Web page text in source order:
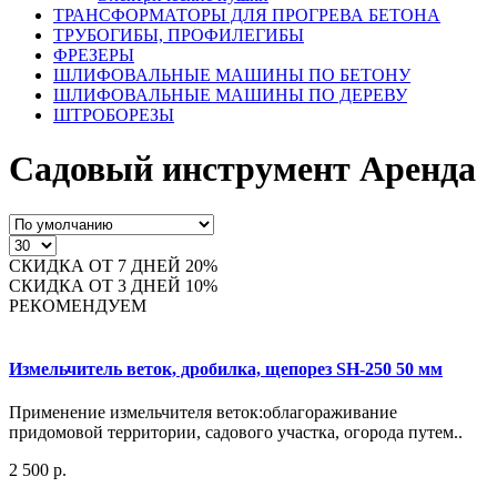
ТРАНСФОРМАТОРЫ ДЛЯ ПРОГРЕВА БЕТОНА
ТРУБОГИБЫ, ПРОФИЛЕГИБЫ
ФРЕЗЕРЫ
ШЛИФОВАЛЬНЫЕ МАШИНЫ ПО БЕТОНУ
ШЛИФОВАЛЬНЫЕ МАШИНЫ ПО ДЕРЕВУ
ШТРОБОРЕЗЫ
Садовый инструмент Аренда
СКИДКА ОТ 7 ДНЕЙ 20%
СКИДКА ОТ 3 ДНЕЙ 10%
РЕКОМЕНДУЕМ
Измельчитель веток, дробилка, щепорез SH-250 50 мм
Применение измельчителя веток:облагораживание
придомовой территории, садового участка, огорода путем..
2 500 р.